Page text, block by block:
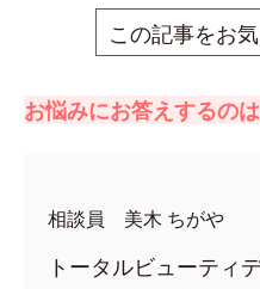
この記事をお
お悩みにお答えするの
相談員 美木 ちがや
トータルビューティ